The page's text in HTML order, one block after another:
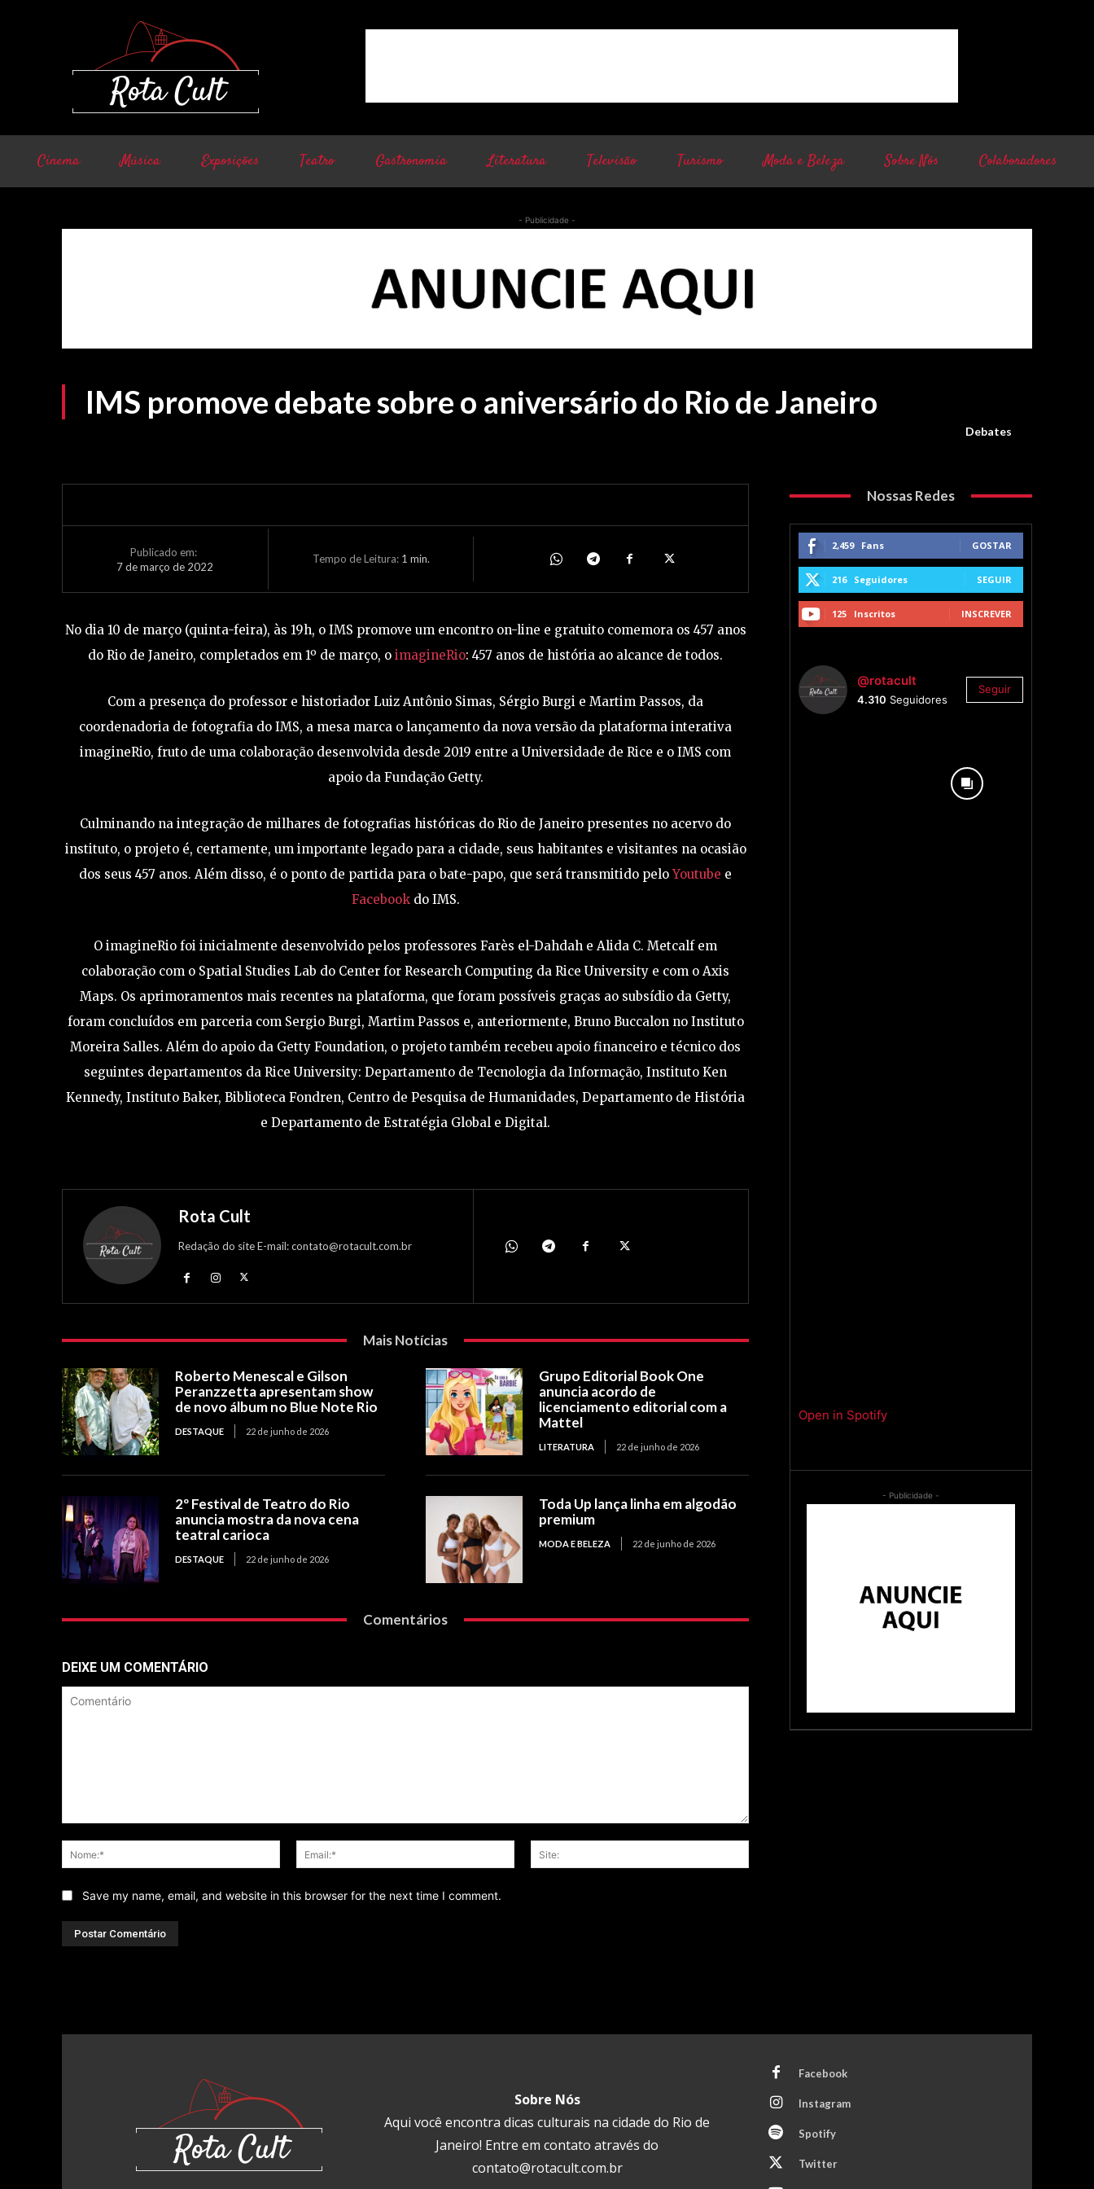
Cinema Música Exposições Teatro Gastronomia Literatura Televisão Turismo Moda e Beleza Sobre Nós Colaboradores
- Publicidade -
IMS promove debate sobre o aniversário do Rio de Janeiro
Debates
Publicado em:
7 de março de 2022
Tempo de Leitura: 1 min.
No dia 10 de março (quinta-feira), às 19h, o IMS promove um encontro on-line e gratuito comemora os 457 anos
do Rio de Janeiro, completados em 1º de março, oimagineRio: 457 anos de história ao alcance de todos.
Com a presença do professor e historiador Luiz Antônio Simas, Sérgio Burgi e Martim Passos, da
coordenadoria de fotografia do IMS, a mesa marca o lançamento da nova versão da plataforma interativa
imagineRio, fruto de uma colaboração desenvolvida desde 2019 entre a Universidade de Rice e o IMS com
apoio da Fundação Getty.
Culminando na integração de milhares de fotografias históricas do Rio de Janeiro presentes no acervo do
instituto, o projeto é, certamente, um importante legado para a cidade, seus habitantes e visitantes na ocasião
dos seus 457 anos. Além disso, é o ponto de partida para o bate-papo, que será transmitido peloYoutube e
Facebookdo IMS.
O imagineRio foi inicialmente desenvolvido pelos professores Farès el-Dahdah e Alida C. Metcalf em
colaboração com o Spatial Studies Lab do Center for Research Computing da Rice University e com o Axis
Maps. Os aprimoramentos mais recentes na plataforma, que foram possíveis graças ao subsídio da Getty,
foram concluídos em parceria com Sergio Burgi, Martim Passos e, anteriormente, Bruno Buccalon no Instituto
Moreira Salles. Além do apoio da Getty Foundation, o projeto também recebeu apoio financeiro e técnico dos
seguintes departamentos da Rice University: Departamento de Tecnologia da Informação, Instituto Ken
Kennedy, Instituto Baker, Biblioteca Fondren, Centro de Pesquisa de Humanidades, Departamento de História
e Departamento de Estratégia Global e Digital.
Rota Cult
Redação do site E-mail: contato@rotacult.com.br
Mais Notícias
Roberto Menescal e Gilson
Peranzzetta apresentam show
de novo álbum no Blue Note Rio
DESTAQUE 22 de junho de 2026
Grupo Editorial Book One
anuncia acordo de
licenciamento editorial com a
Mattel
LITERATURA 22 de junho de 2026
2º Festival de Teatro do Rio
anuncia mostra da nova cena
teatral carioca
DESTAQUE 22 de junho de 2026
Toda Up lança linha em algodão
premium
MODA E BELEZA 22 de junho de 2026
Comentários
DEIXE UM COMENTÁRIO
Nome:*
Email:*
Save my name, email, and website in this browser for the next time I comment.
Nossas Redes
2,459 Fans GOSTAR
216 Seguidores SEGUIR
125 Inscritos INSCREVER
@rotacult
4.310 Seguidores
Seguir
Open in Spotify
- Publicidade -
Sobre Nós
Aqui você encontra dicas culturais na cidade do Rio de
Janeiro! Entre em contato através do
contato@rotacult.com.br
Facebook
Instagram
Spotify
Twitter